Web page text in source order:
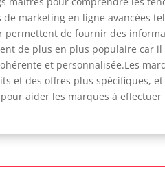
marketing en ligne avancées
de fournir des
de plus en plus populaire car
et personnalisée.Les
et des offres plus spécifiques,
aider les marques à